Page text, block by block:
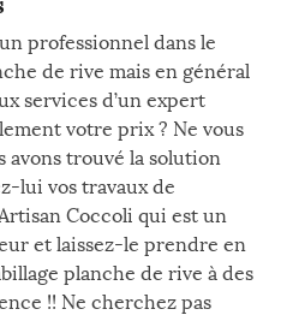
professionnel dans le
de rive mais en général
services d’un expert
votre prix ? Ne vous
avons trouvé la solution
lui vos travaux de
Coccoli qui est un
et laissez-le prendre en
planche de rive à des
!! Ne cherchez pas